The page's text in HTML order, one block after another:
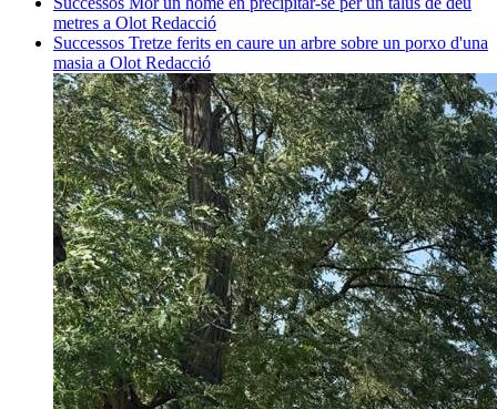
metres a Olot Redacció
Successos Tretze ferits en caure un arbre sobre un porxo d'una
masia a Olot Redacció